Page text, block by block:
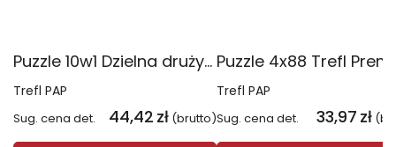
Puzzle 10w1 Dzielna drużyna Psiego Patrolu 96012
Trefl PAP
Sug. cena det. 44,42 zł (brutto)
Trefl PAP
Sug. cena det. 33,97 zł